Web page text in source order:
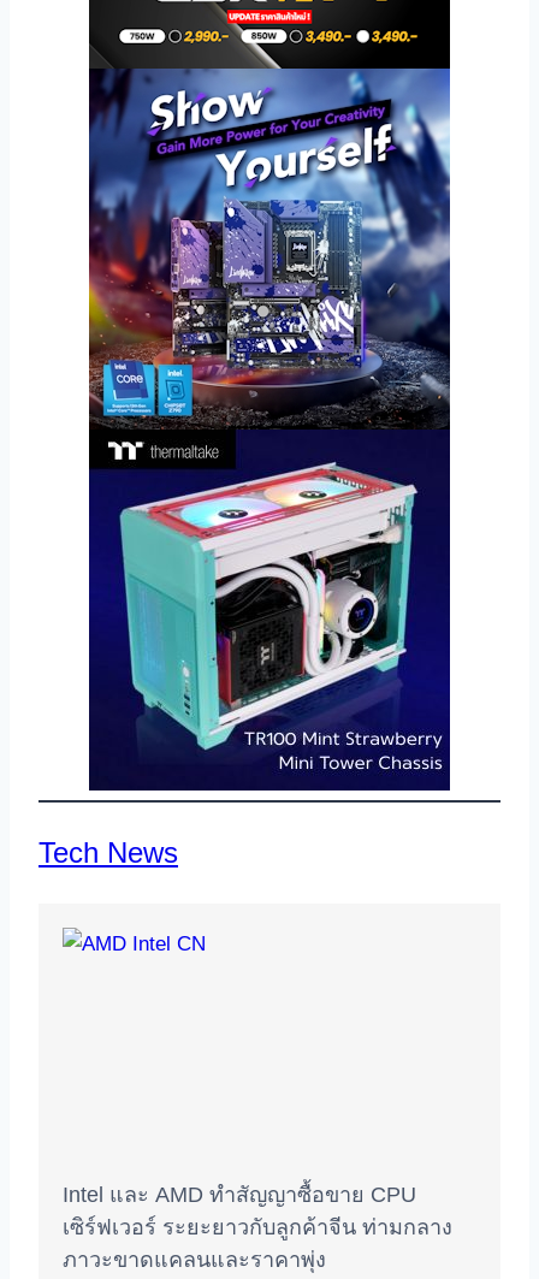
Tech News
Intel และ AMD ทำสัญญาซื้อขาย CPU
เซิร์ฟเวอร์ ระยะยาวกับลูกค้าจีน ท่ามกลาง
ภาวะขาดแคลนและราคาพุ่ง